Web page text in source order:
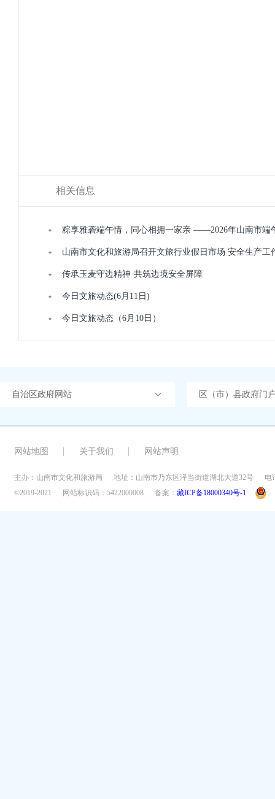
相关信息
粽享雅砻端午情，同心相拥一家亲 ——2026年山南市端
山南市文化和旅游局召开文旅行业假日市场 安全生产
传承玉麦守边精神·共筑边境安全屏障
今日文旅动态(6月11日)
今日文旅动态（6月10日）
自治区政府网站 区（市）县政府门
网站地图 关于我们 网站声明
主办：山南市文化和旅游局 地址：山南市乃东区泽当街道湖北大道32号
电
©2019-2021
网站标识码：5422000008 备案： 藏ICP备18000340号-1